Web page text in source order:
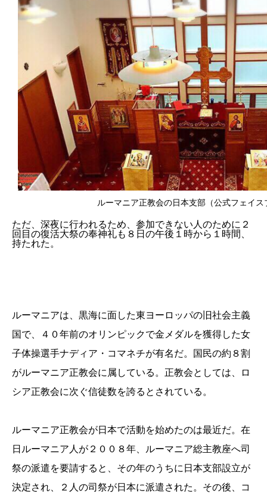
ルーマニア正教会の日本支部（公式フェイス
ただ、深夜に行われるため、参加できない人のために２
回目の復活大祭の奉神礼も８日の午後１時から１時間、
持たれた。
ルーマニアは、黒海に面した東ヨーロッパの旧社会主義
国で、４０年前のオリンピックで金メダルを獲得した女
子体操選手ナディア・コマネチが有名だ。国民の約８割
がルーマニア正教会に属している。正教会としては、ロ
シア正教会に次ぐ信徒数を誇るとされている。
ルーマニア正教会が日本で活動を始めたのは最近だ。在
日ルーマニア人が２００８年、ルーマニア総主教座へ司
祭の派遣を要請すると、その年のうちに日本支部設立が
決定され、２人の司祭が日本に派遣された。その後、コ